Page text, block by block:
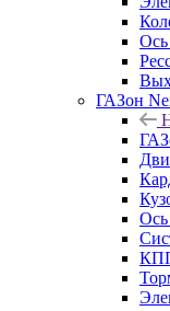
Ось
ГАЗон
Ось